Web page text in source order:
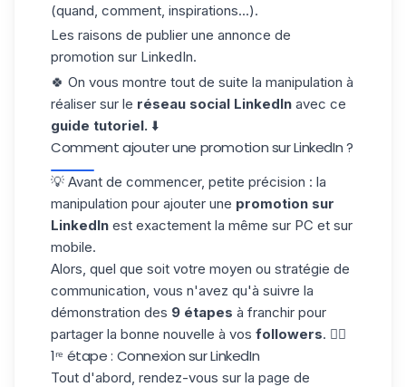
(quand, comment, inspirations...).
Les raisons de publier une annonce de
promotion sur LinkedIn.
🍀 On vous montre tout de suite la manipulation à
réaliser sur le réseau social LinkedIn avec ce
guide tutoriel. ⬇️
Comment ajouter une promotion sur LinkedIn ?
💡 Avant de commencer, petite précision : la
manipulation pour ajouter une promotion sur
LinkedIn est exactement la même sur PC et sur
mobile.
Alors, quel que soit votre moyen ou stratégie de
communication, vous n'avez qu'à suivre la
démonstration des 9 étapes à franchir pour
partager la bonne nouvelle à vos followers. 👇🏼
1ʳᵉ étape : Connexion sur LinkedIn
Tout d'abord, rendez-vous sur la page de